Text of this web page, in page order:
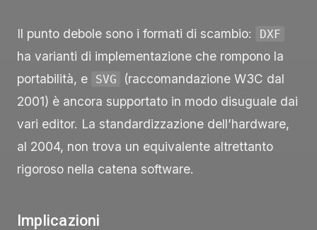
Il punto debole sono i formati di scambio: DXF
ha varianti di implementazione che rompono la
portabilità, e
SVG
(raccomandazione W3C dal
2001) è ancora supportato in modo disuguale dai
vari editor. La standardizzazione dell’hardware,
al 2004, non trova un equivalente altrettanto
rigoroso nella catena software.
Implicazioni